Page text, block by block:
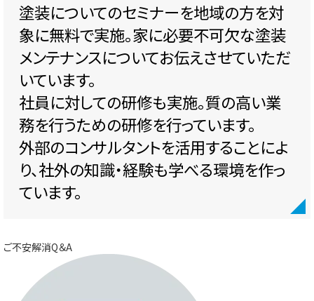
塗装についてのセミナーを地域の方を対
象に無料で実施。家に必要不可欠な塗装
メンテナンスについてお伝えさせていただ
いています。
社員に対しての研修も実施。質の高い業
務を行うための研修を行っています。
外部のコンサルタントを活用することによ
り、社外の知識・経験も学べる環境を作っ
ています。
ご不安解消Q＆A